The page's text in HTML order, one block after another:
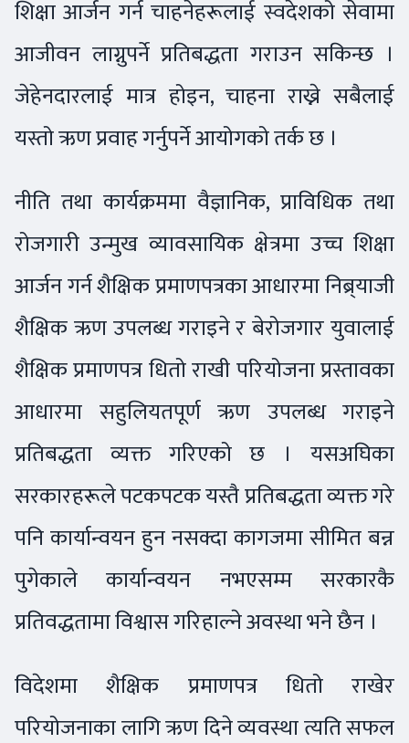
शिक्षा आर्जन गर्न चाहनेहरूलाई स्वदेशको सेवामा
आजीवन लाग्नुपर्ने प्रतिबद्धता गराउन सकिन्छ ।
जेहेनदारलाई मात्र होइन, चाहना राख्ने सबैलाई
यस्तो ऋण प्रवाह गर्नुपर्ने आयोगको तर्क छ ।
नीति तथा कार्यक्रममा वैज्ञानिक, प्राविधिक तथा
रोजगारी उन्मुख व्यावसायिक क्षेत्रमा उच्च शिक्षा
आर्जन गर्न शैक्षिक प्रमाणपत्रका आधारमा निब्र्याजी
शैक्षिक ऋण उपलब्ध गराइने र बेरोजगार युवालाई
शैक्षिक प्रमाणपत्र धितो राखी परियोजना प्रस्तावका
आधारमा सहुलियतपूर्ण ऋण उपलब्ध गराइने
प्रतिबद्धता व्यक्त गरिएको छ । यसअघिका
सरकारहरूले पटकपटक यस्तै प्रतिबद्धता व्यक्त गरे
पनि कार्यान्वयन हुन नसक्दा कागजमा सीमित बन्न
पुगेकाले कार्यान्वयन नभएसम्म सरकारकै
प्रतिवद्धतामा विश्वास गरिहाल्ने अवस्था भने छैन ।
विदेशमा शैक्षिक प्रमाणपत्र धितो राखेर
परियोजनाका लागि ऋण दिने व्यवस्था त्यति सफल